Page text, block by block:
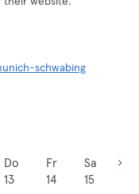
schwabing
Do
13
Fr
14
Sa
15